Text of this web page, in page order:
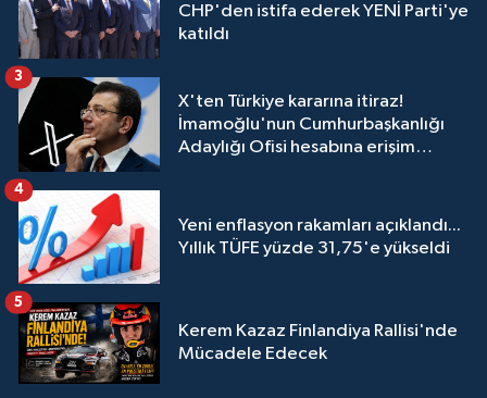
CHP'den istifa ederek YENİ Parti'ye
katıldı
X'ten Türkiye kararına itiraz!
İmamoğlu'nun Cumhurbaşkanlığı
Adaylığı Ofisi hesabına erişim
3
Yeni enflasyon rakamları açıklandı...
Yıllık TÜFE yüzde 31,75'e yükseldi
4
Kerem Kazaz Finlandiya Rallisi'nde
Mücadele Edecek
5